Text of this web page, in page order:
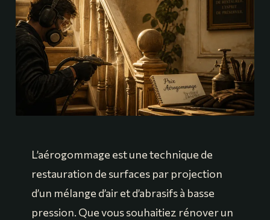
L’aérogommage est une technique de
restauration de surfaces par projection
d’un mélange d’air et d’abrasifs à basse
pression. Que vous souhaitiez rénover un